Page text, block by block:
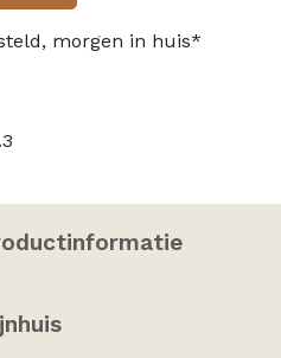
morgen in huis*